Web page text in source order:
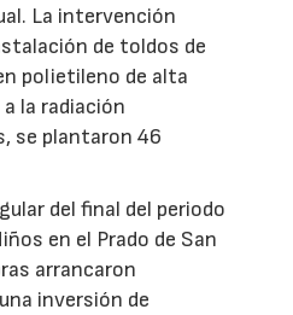
La intervención
de toldos de
polietileno de alta
la radiación
se plantaron 46
del final del periodo
en el Prado de San
arrancaron
inversión de